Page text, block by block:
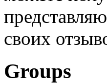
своих
Groups